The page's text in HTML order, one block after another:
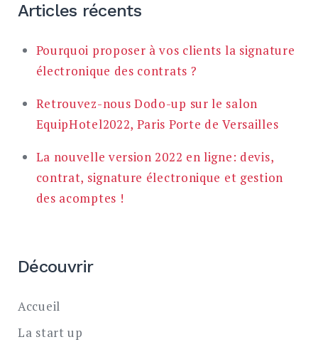
Articles récents
Pourquoi proposer à vos clients la signature
électronique des contrats ?
Retrouvez-nous Dodo-up sur le salon
EquipHotel2022, Paris Porte de Versailles
La nouvelle version 2022 en ligne: devis,
contrat, signature électronique et gestion
des acomptes !
Découvrir
Accueil
La start up